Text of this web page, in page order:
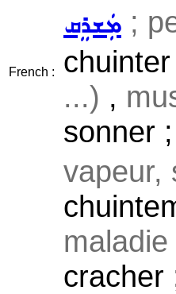
French :
ܡܲܫܪܸܩ ;
...) ,
sonner
vapeur,
maladie
cracher